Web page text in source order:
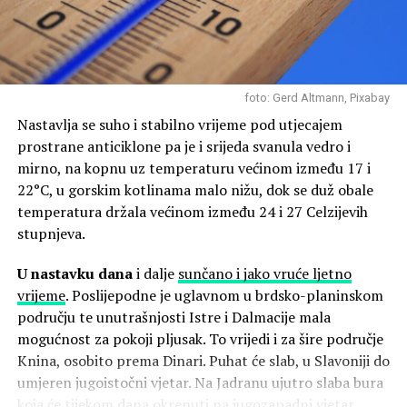
indeks je visok i vrlo visok.
temperature zraka na Jadranu bit će oko 35 °C, a u
unutrašnjosti od 35 do 40 °C.
Sutra, upetak,na srednjem i južnom Jadranu bit će
pretežno sunčano i vruće. Jutarnje temperature bit će
sjeverozapadnim krajevima unutrašnjosti i na sjevernom
Jadranu bit će promjenljivo oblačno, osobito u drugoj
polovini dana, kada očekujemo jak razvoj kumulusne
naoblake uz grmljavinske pljuskove i mahovite udare
vjetra. Na sjevernom Jadranu zapuhat će jaka, a u
podvelebitskom primorju na mahove i olujna bura, stoga
je potreban oprez pri aktivnostima na moru. Jutarnje
temperature u unutrašnjosti bit će od 19 do 23 °C, a na
sjevernom Jadranu oko 24 °C. Najviše dnevne
temperature bit će u manjem padu te će iznositi od 29
do 33 °C.
Temperatura mora je između 25 i 27 °C, a UV indeks je
foto: Gerd Altmann, Pixabay
Nastavlja se suho i stabilno vrijeme pod utjecajem
prostrane anticiklone pa je i srijeda svanula vedro i
mirno, na kopnu uz temperaturu većinom između 17 i
22°C, u gorskim kotlinama malo nižu, dok se duž obale
temperatura držala većinom između 24 i 27 Celzijevih
stupnjeva.
U nastavku danai dalje sunčano i jako vruće ljetno
vrijeme. Poslijepodne je uglavnom u brdsko-planinskom
području te unutrašnjosti Istre i Dalmacije mala
mogućnost za pokoji pljusak. To vrijedi i za šire područje
Knina, osobito prema Dinari. Puhat će slab, u Slavoniji do
umjeren jugoistočni vjetar. Na Jadranu ujutro slaba bura